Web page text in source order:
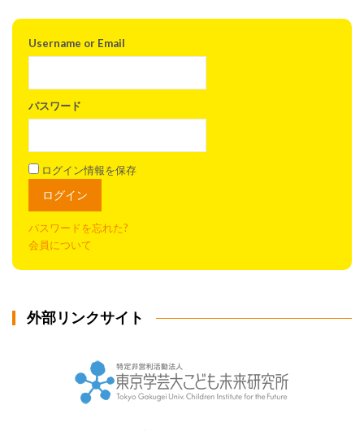
Username or Email
パスワード
ログイン情報を保存
パスワードを忘れた?
会員について
外部リンクサイト